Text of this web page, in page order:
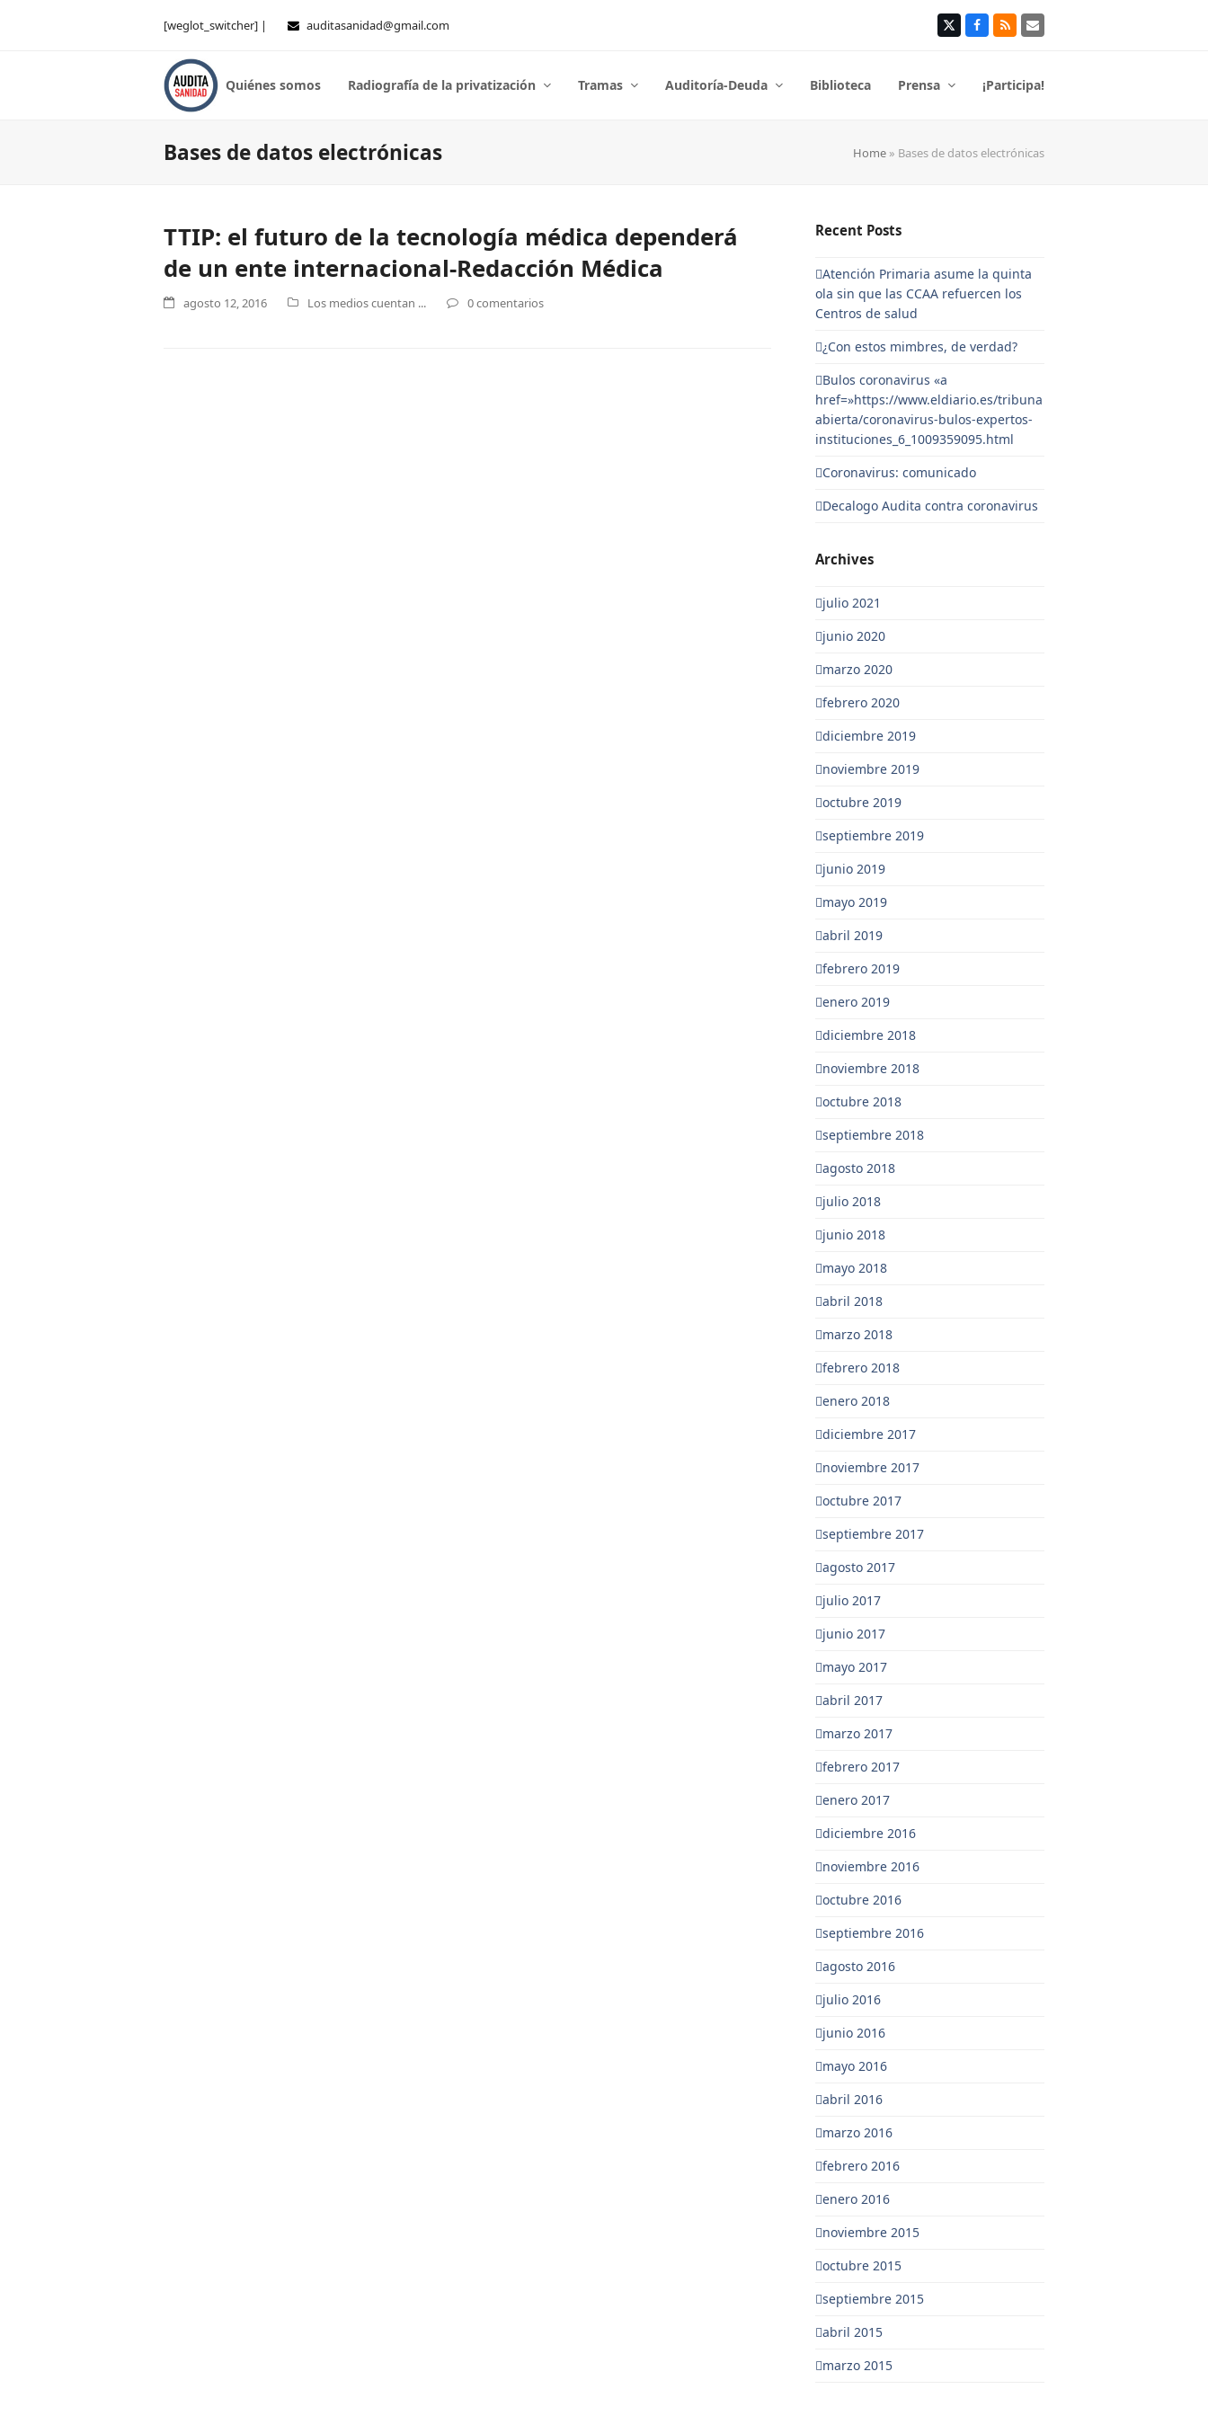
[weglot_switcher] | auditasanidad@gmail.com TwitterFacebook
RSS Correo
Quiénes somos Radiografía de la privatización Tramas Auditoría-Deuda Biblioteca Prensa ¡Participa!
Bases de datos electrónicas Home » Bases de datos electrónicas
TTIP: el futuro de la tecnología médica dependerá
de un ente internacional-Redacción Médica
agosto 12, 2016 Los medios cuentan ... 0 comentarios
Recent Posts
Atención Primaria asume la quinta
ola sin que las CCAA refuercen los
Centros de salud
¿Con estos mimbres, de verdad?
Bulos coronavirus «a
href=»https://www.eldiario.es/tribuna
abierta/coronavirus-bulos-expertos-
instituciones_6_1009359095.html
Coronavirus: comunicado
Decalogo Audita contra coronavirus
Archives
julio 2021
junio 2020
marzo 2020
febrero 2020
diciembre 2019
noviembre 2019
octubre 2019
septiembre 2019
junio 2019
mayo 2019
abril 2019
febrero 2019
enero 2019
diciembre 2018
noviembre 2018
octubre 2018
septiembre 2018
agosto 2018
julio 2018
junio 2018
mayo 2018
abril 2018
marzo 2018
febrero 2018
enero 2018
diciembre 2017
noviembre 2017
octubre 2017
septiembre 2017
agosto 2017
julio 2017
junio 2017
mayo 2017
abril 2017
marzo 2017
febrero 2017
enero 2017
diciembre 2016
noviembre 2016
octubre 2016
septiembre 2016
agosto 2016
julio 2016
junio 2016
mayo 2016
abril 2016
marzo 2016
febrero 2016
enero 2016
noviembre 2015
octubre 2015
septiembre 2015
abril 2015
marzo 2015